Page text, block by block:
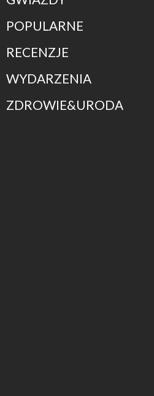
POPULARNE
RECENZJE
WYDARZENIA
ZDROWIE&URODA